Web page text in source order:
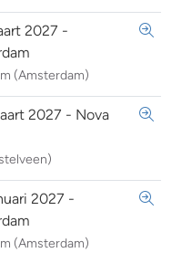
2027 -
(Amsterdam)
2027 - Nova
2027 -
(Amsterdam)